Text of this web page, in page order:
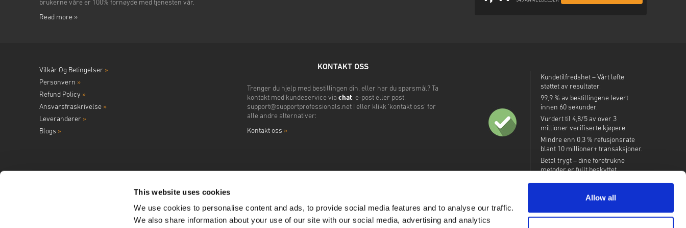
This website uses cookies
We use cookies to personalise content and ads, to provide social media features and to analyse our traffic.
We also share information about your use of our site with our social media, advertising and analytics
Allow all
brukerne våre er 100% fornøyde med tjenesten vår.
Read more »
Vilkår Og Betingelser »
Personvern »
Refund Policy »
Ansvarsfraskrivelse »
Leverandører »
Blogs »
KONTAKT OSS
Trenger du hjelp med bestillingen din, eller har du spørsmål? Ta
kontakt med kundeservice via chat, e-post eller post.
support@supportprofessionals.net| eller klikk ‘kontakt oss’ for
alle andre alternativer:
Kontakt oss »
Kundetilfredshet – Vårt løfte
støttet av resultater.
99,9 % av bestillingene levert
innen 60 sekunder.
Vurdert til 4,8/5 av over 3
millioner verifiserte kjøpere.
Mindre enn 0,3 % refusjonsrate
blant 10 millioner+ transaksjoner.
Betal trygt – dine foretrukne
metoder er fullt beskyttet.